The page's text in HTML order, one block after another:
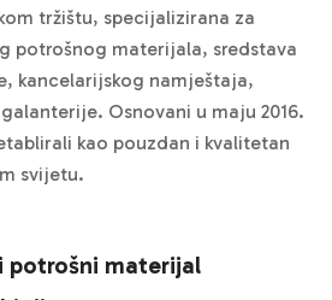
tržištu, specijalizirana za
potrošnog materijala, sredstava
kancelarijskog namještaja,
Osnovani u maju 2016.
kao pouzdan i kvalitetan
svijetu.
potrošni materijal